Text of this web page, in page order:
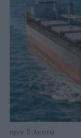
πριν 5 λεπτά